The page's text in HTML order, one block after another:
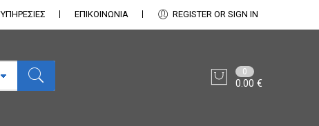
ΥΠΗΡΕΣΙΕΣ ΕΠΙΚΟΙΝΩΝΊΑ REGISTER OR SIGN IN
0
0.00€